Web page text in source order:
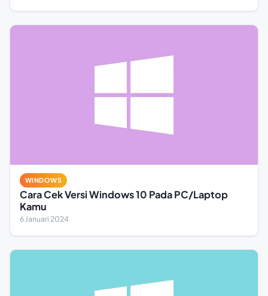
WINDOWS
Cara Cek Versi Windows 10 Pada PC/Laptop
Kamu
6 Januari 2024